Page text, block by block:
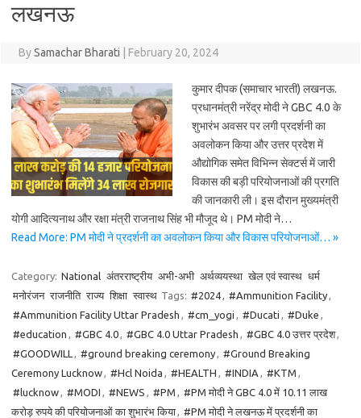
लखनऊ
BySamachar Bharati February 20, 2024
कुमार दीपक (समाचार भारती) लखनऊ.
प्रधानमंत्री नरेंद्र मोदी ने GBC 4.0 के
शुभारंभ अवसर पर लगी प्रदर्शनी का
अवलोकन किया और उत्तर प्रदेश में
औद्योगिक समेत विभिन्न सेक्टर्स में जारी
विकास की बड़ी परियोजनाओं की प्रगति
की जानकारी ली। इस दौरान मुख्यमंत्री
योगी आदित्यनाथ और रक्षा मंत्री राजनाथ सिंह भी मौजूद थे। PM मोदी ने…
Read More: PM मोदी ने प्रदर्शनी का अवलोकन किया और विकास परियोजनाओं… »
Category: National अंतरराष्ट्रीय अभी-अभी अर्थव्ययस्था खेल एवं स्वास्थ धर्म
मनोरंजन राजनीति राज्य शिक्षा स्वास्थ Tags: #2024, #Ammunition Facility,
#Ammunition Facility Uttar Pradesh , #cm_yogi , #Ducati , #Duke ,
#education , #GBC 4.0, #GBC 4.0 Uttar Pradesh , #GBC 4.0 उत्तर प्रदेश,
#GOODWILL , #ground breaking ceremony, #Ground Breaking
Ceremony Lucknow, #Hcl Noida , #HEALTH , #INDIA , #KTM ,
#lucknow, #MODI , #NEWS , #PM , #PM मोदी ने GBC 4.0 में 10.11 लाख
करोड़ रुपये की परियोजनाओं का शुभारंभ किया, #PM मोदी ने लखनऊ में प्रदर्शनी का